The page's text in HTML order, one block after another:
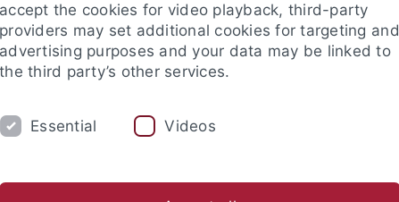
accept the cookies for video playback, third-party
providers may set additional cookies for targeting and
advertising purposes and your data may be linked to
the third party’s other services.
Essential Videos